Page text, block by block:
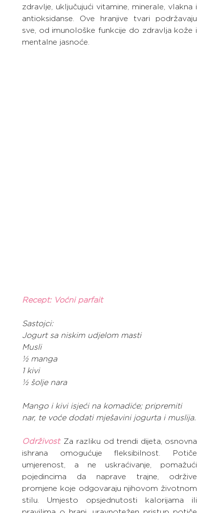
zdravlje, uključujući vitamine, minerale, vlakna i
antioksidanse. Ove hranjive tvari podržavaju
sve, od imunološke funkcije do zdravlja kože i
mentalne jasnoće.
Recept: Voćni parfait
Sastojci:
Jogurt sa niskim udjelom masti
Musli
½ manga
1 kivi
½ šolje nara
Mango i kivi isjeći na komadiće; pripremiti
nar, te voće dodati mješavini jogurta i muslija.
Održivost: Za razliku od trendi dijeta, osnovna
ishrana omogućuje fleksibilnost. Potiče
umjerenost, a ne uskraćivanje, pomažući
pojedincima da naprave trajne, održive
promjene koje odgovaraju njihovom životnom
stilu. Umjesto opsjednutosti kalorijama ili